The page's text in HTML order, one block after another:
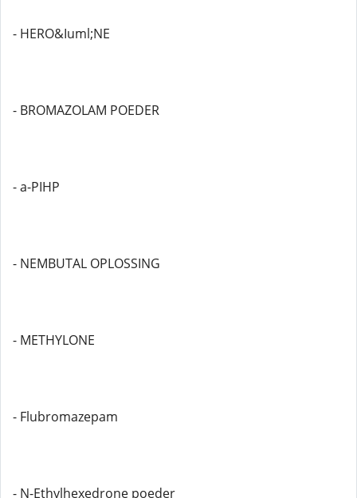
- HERO&Iuml;NE
- BROMAZOLAM POEDER
- a-PIHP
- NEMBUTAL OPLOSSING
- METHYLONE
- Flubromazepam
- N-Ethylhexedrone poeder